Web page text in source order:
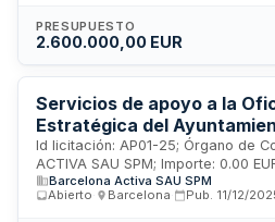
orientación legal, información
procedimientos administrativos
permisos de trabajo y otras
condición de extranjería. El
información jurídica de calidad y
migrante conozca sus derechos y
de la extranjería en Navarra.
PRESUPUESTO
2.600.000,00 EUR
Servicios de apoyo a la
Estratégica del
con medidas de
sostenible. El objeto del
provisión de servicios de
Id licitación: AP01-25; Órgano de
ACTIVA SAU SPM; Importe: 0.00
Barcelona Activa SAU SPM
Abierto
Barcelona Pub. 11/12/